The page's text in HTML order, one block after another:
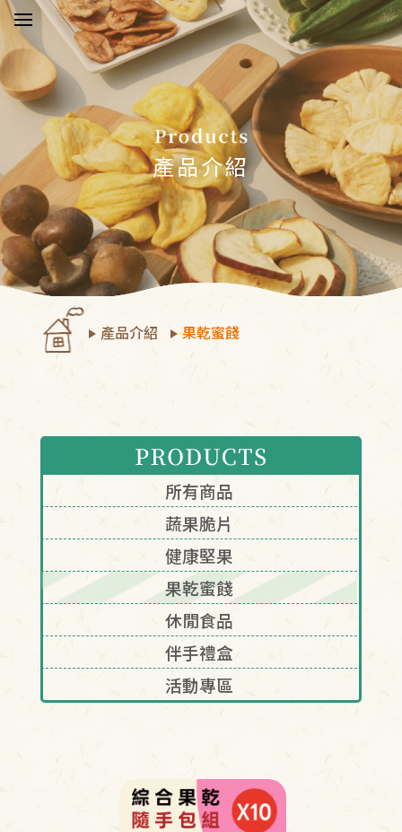
五桔
消息
介紹
報告
須知
我們
查詢
收藏
絲專頁
產品介紹
產品介紹 果乾蜜餞
所有商品
蔬果脆片
健康堅果
果乾蜜餞
休閒食品
伴手禮盒
活動專區